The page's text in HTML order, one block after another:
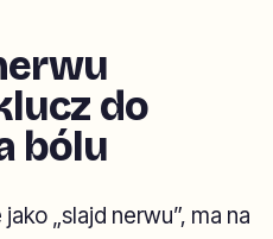
do
bólu
„slajd nerwu”, ma na